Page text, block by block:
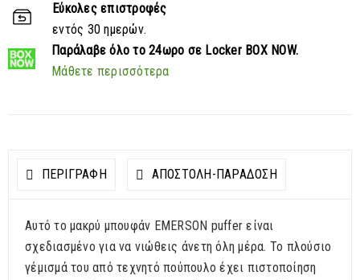
Εύκολες επιστροφές
εντός 30 ημερών.
Παράλαβε όλο το 24ωρο σε Locker BOX NOW.
Μάθετε περισσότερα
ΠΕΡΙΓΡΑΦΗ ΑΠΟΣΤΟΛΉ-ΠΑΡΆΔΟΣΗ
Αυτό το μακρύ μπουφάν EMERSON puffer είναι
σχεδιασμένο για να νιώθεις άνετη όλη μέρα. Το πλούσιο
γέμισμά του από τεχνητό πούπουλο έχει πιστοποίηση